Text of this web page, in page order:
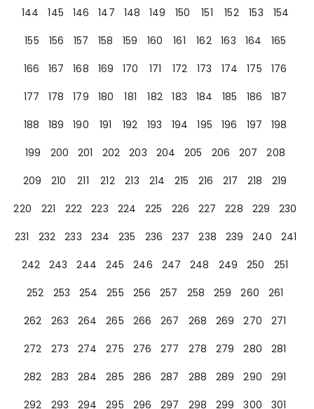
144
145 146 147 148 149 150 151 152 153
154
155
156 157 158 159 160 161 162 163 164
165
166
167 168 169 170 171 172 173 174 175
176
177
178 179 180 181 182 183 184 185 186
187
188
189 190 191 192 193 194 195 196 197
198
199
200 201 202 203 204 205 206 207
208
209
210 211 212 213 214 215 216 217 218
219
220
221 222 223 224 225 226 227 228 229
230
231
232 233 234 235 236 237 238 239 240
241
242
243 244 245 246 247 248 249 250
251
252
253 254 255 256 257 258 259 260
261
262
263 264 265 266 267 268 269 270
271
272
273 274 275 276 277 278 279 280
281
282
283 284 285 286 287 288 289 290
291
292
293 294 295 296 297 298 299 300 301